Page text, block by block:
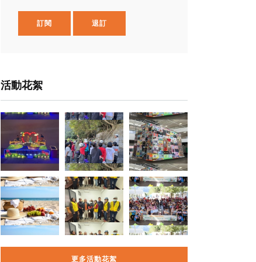
訂閱 退訂
活動花絮
更多活動花絮